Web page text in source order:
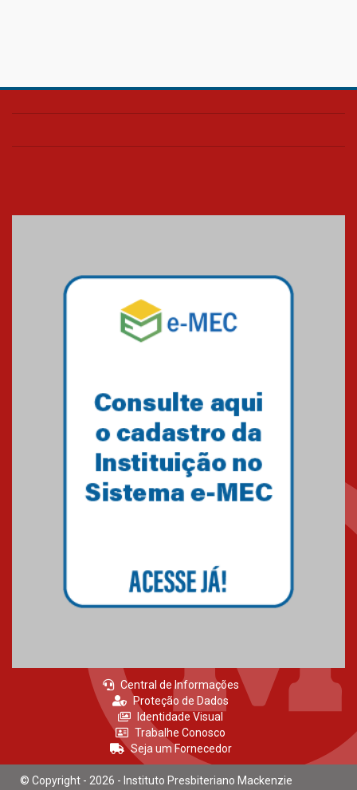
Central de Informações
Proteção de Dados
Identidade Visual
Trabalhe Conosco
Seja um Fornecedor
© Copyright - 2026 - Instituto Presbiteriano Mackenzie